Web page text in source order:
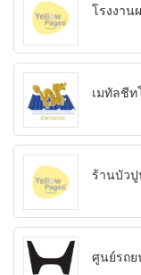
โรงงา
เมทัลชี
ร้านบัว
ศูนย์รถย